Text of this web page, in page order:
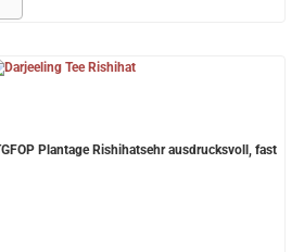
Plantage Rishihatsehr ausdrucksvoll, fast